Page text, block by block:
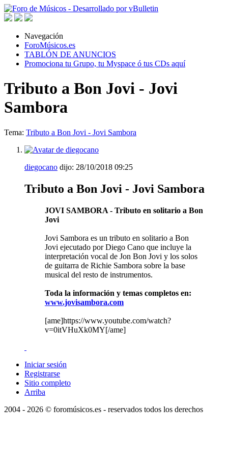
Navegación
ForoMúsicos.es
TABLÓN DE ANUNCIOS
Promociona tu Grupo, tu Myspace ó tus CDs aquí
Tributo a Bon Jovi - Jovi
Sambora
Tema: Tributo a Bon Jovi - Jovi Sambora
diegocano dijo: 28/10/2018 09:25
Tributo a Bon Jovi - Jovi Sambora
JOVI SAMBORA - Tributo en solitario a Bon
Jovi
Jovi Sambora es un tributo en solitario a Bon
Jovi ejecutado por Diego Cano que incluye la
interpretación vocal de Jon Bon Jovi y los solos
de guitarra de Richie Sambora sobre la base
musical del resto de instrumentos.
Toda la información y temas completos en:
www.jovisambora.com
[ame]https://www.youtube.com/watch?
v=0itVHuXk0MY[/ame]
Iniciar sesión
Registrarse
Sitio completo
Arriba
2004 - 2026 © foromúsicos.es - reservados todos los derechos